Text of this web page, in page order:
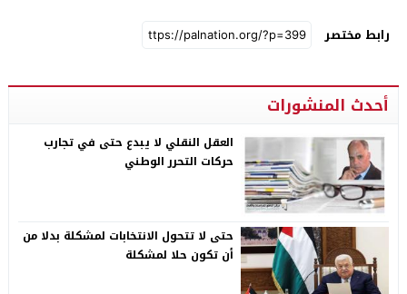
رابط مختصر
أحدث المنشورات
العقل النقلي لا يبدع حتى في تجارب
حركات التحرر الوطني
حتى لا تتحول الانتخابات لمشكلة بدلا من
أن تكون حلا لمشكلة